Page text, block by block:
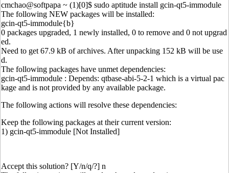
cmchao@softpapa ~ (1)[0]$ sudo aptitude install gcin-qt5-immodule
The following NEW packages will be installed:
gcin-qt5-immodule{b}
0 packages upgraded, 1 newly installed, 0 to remove and 0 not upgrad
ed.
Need to get 67.9 kB of archives. After unpacking 152 kB will be use
d.
The following packages have unmet dependencies:
gcin-qt5-immodule : Depends: qtbase-abi-5-2-1 which is a virtual pac
kage and is not provided by any available package.
The following actions will resolve these dependencies:
Keep the following packages at their current version:
1) gcin-qt5-immodule [Not Installed]
Accept this solution? [Y/n/q/?] n